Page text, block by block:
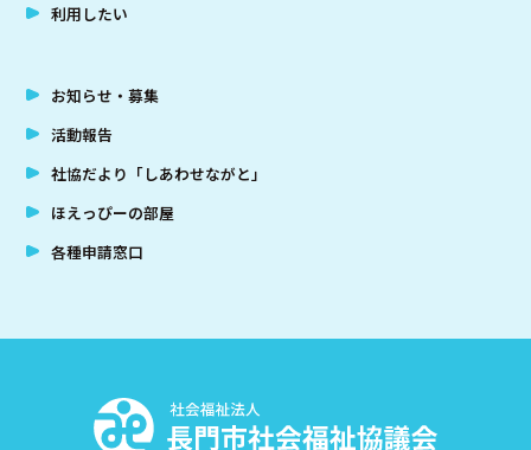
利用したい
お知らせ・募集
活動報告
社協だより「しあわせながと」
ほえっぴーの部屋
各種申請窓口